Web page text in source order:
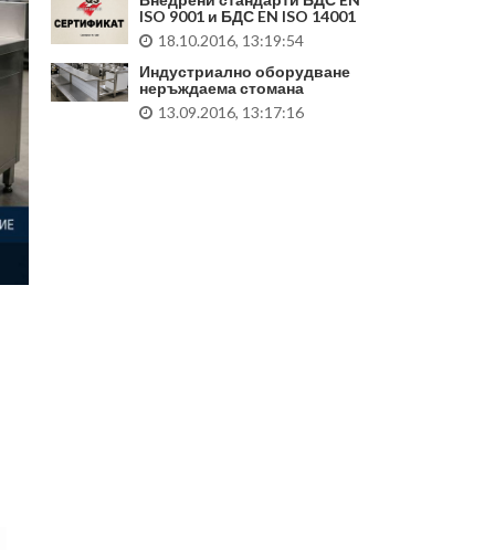
ISO 9001 и БДС EN ISO 14001
18.10.2016, 13:19:54
Индустриално оборудване
неръждаема стомана
13.09.2016, 13:17:16